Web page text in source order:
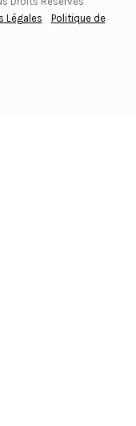
Légales
Politique de